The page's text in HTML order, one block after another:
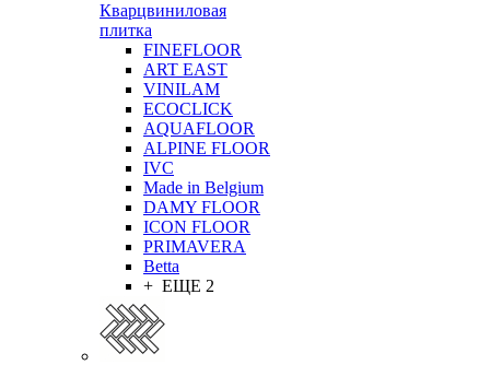
Кварцвиниловая
плитка
FINEFLOOR
ART EAST
VINILAM
ECOCLICK
AQUAFLOOR
ALPINE FLOOR
IVC
Made in Belgium
DAMY FLOOR
ICON FLOOR
PRIMAVERA
Betta
+ ЕЩЕ 2